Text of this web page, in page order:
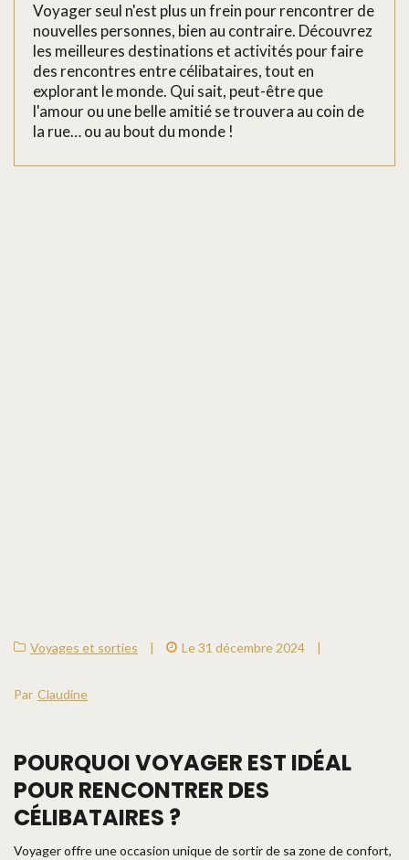
Voyager seul n'est plus un frein pour rencontrer de
nouvelles personnes, bien au contraire. Découvrez
les meilleures destinations et activités pour faire
des rencontres entre célibataires, tout en
explorant le monde. Qui sait, peut-être que
l'amour ou une belle amitié se trouvera au coin de
la rue… ou au bout du monde !
Voyages et sorties | Le 31 décembre 2024 |
Par Claudine
POURQUOI VOYAGER EST IDÉAL
POUR RENCONTRER DES
CÉLIBATAIRES ?
Voyager offre une occasion unique de sortir de sa zone de confort,